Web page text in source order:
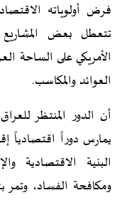
فرض أولوياته
تتعطل بعض المشاريع
الأمريكي على الساحة
العوائد والمكاسب.
أن الدور المنتظر
يمارس دوراً اقتصادياً
البنية الاقتصادية
ومكافحة الفساد، وتمر